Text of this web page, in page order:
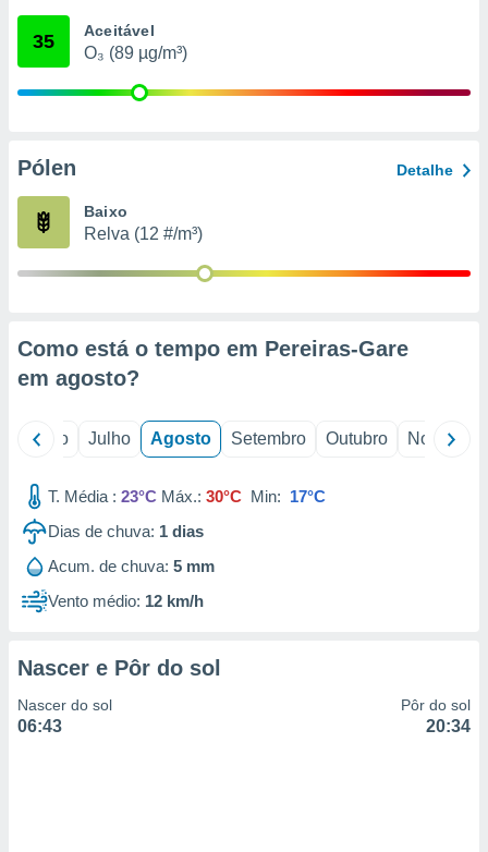
através
estudos
1199
35 Aceitável
O₃ (89 µg/m³)
Pólen Detalhe
Baixo
Relva (12 #/m³)
Como está o tempo em Pereiras-Gare
em agosto?
Junho Julho Agosto Setembro Outubro Novembro
T. Média : 23°C Máx.: 30°C Min: 17°C
Dias de chuva: 1 dias
Acum. de chuva: 5 mm
Vento médio: 12 km/h
Nascer e Pôr do sol
Nascer do sol
06:43
Pôr do sol
20:34